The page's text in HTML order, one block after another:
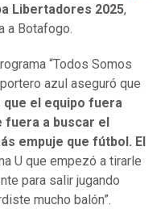
Libertadores 2025,
a Botafogo.
“Todos Somos
azul aseguró que
el equipo fuera
a buscar el
empuje que fútbol. El
U que empezó a tirarle
para salir jugando
mucho balón”.